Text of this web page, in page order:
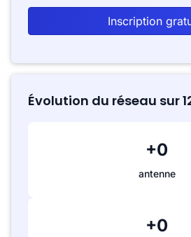
Inscription
Évolution du réseau sur
+0
antenne
+0